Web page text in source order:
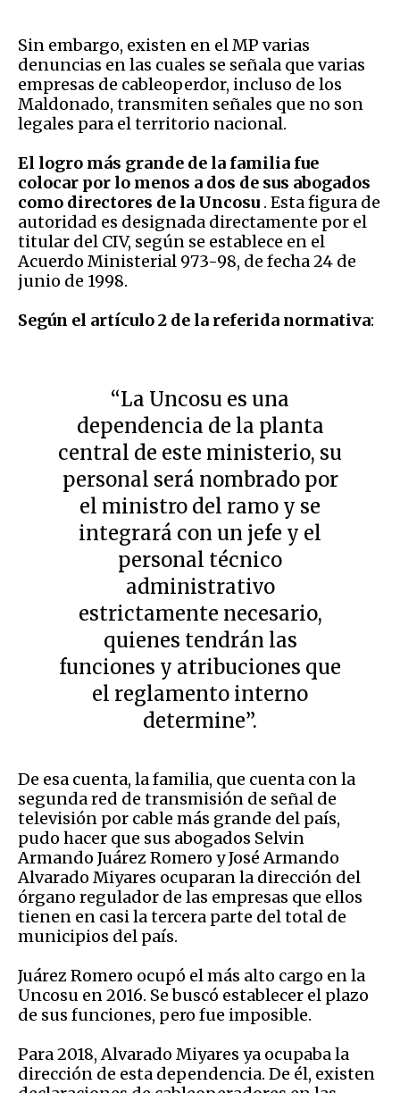
Sin embargo, existen en el MP varias
denuncias en las cuales se señala que varias
empresas de cableoperdor, incluso de los
Maldonado, transmiten señales que no son
legales para el territorio nacional.
El logro más grande de la familia fue
colocar por lo menos a dos de sus abogados
como directores de la Uncosu . Esta figura de
autoridad es designada directamente por el
titular del CIV, según se establece en el
Acuerdo Ministerial 973-98, de fecha 24 de
junio de 1998.
Según el artículo 2 de la referida normativa:
“La Uncosu es una
dependencia de la planta
central de este ministerio, su
personal será nombrado por
el ministro del ramo y se
integrará con un jefe y el
personal técnico
administrativo
estrictamente necesario,
quienes tendrán las
funciones y atribuciones que
el reglamento interno
determine”.
De esa cuenta, la familia, que cuenta con la
segunda red de transmisión de señal de
televisión por cable más grande del país,
pudo hacer que sus abogados Selvin
Armando Juárez Romero y José Armando
Alvarado Miyares ocuparan la dirección del
órgano regulador de las empresas que ellos
tienen en casi la tercera parte del total de
municipios del país.
Juárez Romero ocupó el más alto cargo en la
Uncosu en 2016. Se buscó establecer el plazo
de sus funciones, pero fue imposible.
Para 2018, Alvarado Miyares ya ocupaba la
dirección de esta dependencia. De él, existen